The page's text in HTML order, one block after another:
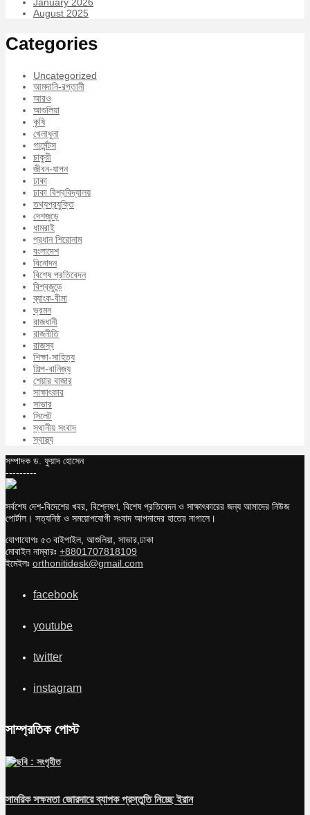
August 2025
Categories
Uncategorized
আমদানি-রপ্তানী
আরও
আশুলিয়া
কৃষি
খেলাধুলা
গার্মেন্টস
চাকুরী
জীবন-যাপন
ঢাকা
ঢাকা বিশ্ববিদ্যালয়
তথ্যপ্রযুক্তি
দেশজুড়ে
ধামরাই
প্রধান শিরোনাম
বংলাদেশ
বিনোদন
বিশেষ প্রতিবেদন
বিশ্বজুড়ে
ব্যাংক-বীমা
ভ্রমন
রাজধানী
রাজনীতি
রাজস্ব
শিক্ষা-সাহিত্য
শিল্প-বানিজ্য
শেয়ার বাজার
সাক্ষাৎকার
সাভার
সিলেট
স্থানীয় সংবাদ
স্বাস্থ্য
সম্পাদক ড. ফুয়াদ হোসেন
---------
সর্বশেষ দেশ-বিদেশের খবর, বিশ্লেষণ, বিশেষ প্রতিবেদন ও সাক্ষাৎকারের জন্য আমাদের নিউজ
পোর্টাল। সত্যনিষ্ঠ ও সময়োপযোগী সংবাদ আপনাদের হাতের নাগালে।
যোগাযোগঃ ৫৩ বাইপাইল, আশুলিয়া, সাভার,ঢাকা
মোবাইল নাম্বারঃ +8801707818109
ইমেইলঃ orthonitidesk@gmail.com
facebook
youtube
twitter
instagram
সাম্প্রতিক পোস্ট
সামরিক সক্ষমতা জোরদারে ব্যাপক প্রস্তুতি নিচ্ছে ইরান